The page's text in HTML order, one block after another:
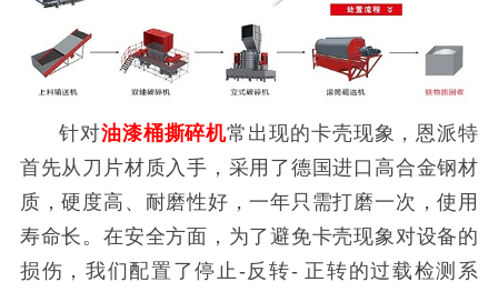
针对油漆桶撕碎机常出现的卡壳现象，恩派特
首先从刀片材质入手，采用了德国进口高合金钢材
质，硬度高、耐磨性好，一年只需打磨一次，使用
寿命长。在安全方面，为了避免卡壳现象对设备的
损伤，我们配置了停止-反转- 正转的过载检测系